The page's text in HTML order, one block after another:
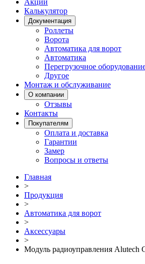
Акции
Калькулятор
Документация
Роллеты
Ворота
Автоматика для ворот
Автоматика
Перегрузочное
Другое
Монтаж и обслуживание
О компании
Отзывы
Контакты
Покупателям
Оплата и доставка
Гарантии
Замер
Вопросы и ответы
Главная
>
Продукция
>
Автоматика для ворот
>
Аксессуары
>
Модуль радиоуправления Alutech